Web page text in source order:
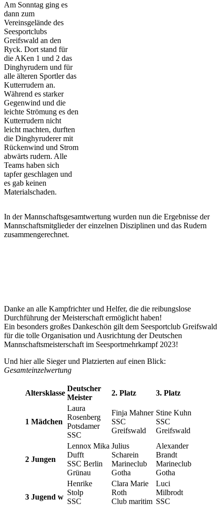
Am Sonntag ging es
dann zum
Vereinsgelände des
Seesportclubs
Greifswald an den
Ryck. Dort stand für
die AKen 1 und 2 das
Dinghyrudern und für
alle älteren Sportler das
Kutterrudern an.
Während es starker
Gegenwind und die
leichte Strömung es den
Kutterrudern nicht
leicht machten, durften
die Dinghyruderer mit
Rückenwind und Strom
abwärts rudern. Alle
Teams haben sich
tapfer geschlagen und
es gab keinen
Materialschaden.
In der Mannschaftsgesamtwertung wurden nun die Ergebnisse der
Mannschaftsmitglieder der einzelnen Disziplinen und das Rudern
zusammengerechnet.
Danke an alle Kampfrichter und Helfer, die die reibungslose
Durchführung der Meisterschaft ermöglicht haben!
Ein besonders großes Dankeschön gilt dem Seesportclub Greifswald
für die tolle Organisation und Ausrichtung der Deutschen
Mannschaftsmeisterschaft im Seesportmehrkampf 2023!
Und hier alle Sieger und Platzierten auf einen Blick:
Gesamteinzelwertung
Altersklasse
Deutscher
Meister
2. Platz 3. Platz
1 Mädchen
Laura
Rosenberg
Potsdamer
SSC
Finja Mahner
SSC
Greifswald
Stine Kuhn
SSC
Greifswald
2 Jungen
Lennox Mika
Dufft
SSC Berlin
Grünau
Julius
Scharein
Marineclub
Gotha
Alexander
Brandt
Marineclub
Gotha
3 Jugend w
Henrike
Stolp
SSC
Clara Marie
Roth
Club maritim
Luci
Milbrodt
SSC